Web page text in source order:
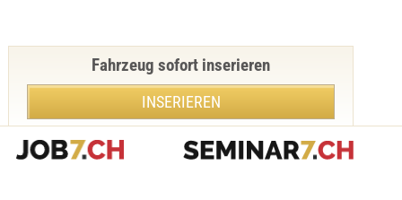
Fahrzeug sofort inserieren
INSERIEREN